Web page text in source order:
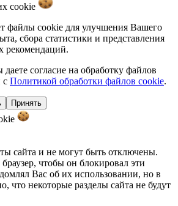
cookie
файлы cookie для улучшения Вашего
сбора статистики и представления
рекомендаций.
согласие на обработку файлов
с Политикой обработки файлов cookie.
Принять
сайта и не могут быть отключены.
чтобы он блокировал эти
Вас об их использовании, но в
что некоторые разделы сайта не будут